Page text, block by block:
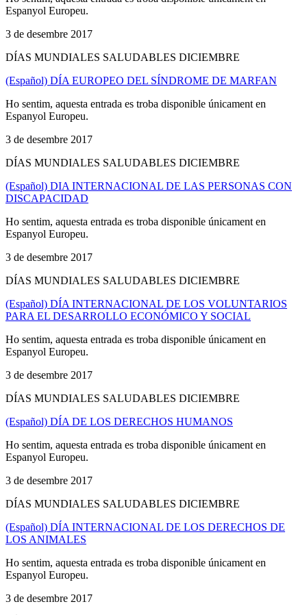
Espanyol Europeu.
3 de desembre 2017
DÍAS MUNDIALES SALUDABLES DICIEMBRE
(Español) DÍA EUROPEO DEL SÍNDROME DE MARFAN
Ho sentim, aquesta entrada es troba disponible únicament en
Espanyol Europeu.
3 de desembre 2017
DÍAS MUNDIALES SALUDABLES DICIEMBRE
(Español) DIA INTERNACIONAL DE LAS PERSONAS CON
DISCAPACIDAD
Ho sentim, aquesta entrada es troba disponible únicament en
Espanyol Europeu.
3 de desembre 2017
DÍAS MUNDIALES SALUDABLES DICIEMBRE
(Español) DÍA INTERNACIONAL DE LOS VOLUNTARIOS
PARA EL DESARROLLO ECONÓMICO Y SOCIAL
Ho sentim, aquesta entrada es troba disponible únicament en
Espanyol Europeu.
3 de desembre 2017
DÍAS MUNDIALES SALUDABLES DICIEMBRE
(Español) DÍA DE LOS DERECHOS HUMANOS
Ho sentim, aquesta entrada es troba disponible únicament en
Espanyol Europeu.
3 de desembre 2017
DÍAS MUNDIALES SALUDABLES DICIEMBRE
(Español) DÍA INTERNACIONAL DE LOS DERECHOS DE
LOS ANIMALES
Ho sentim, aquesta entrada es troba disponible únicament en
Espanyol Europeu.
3 de desembre 2017